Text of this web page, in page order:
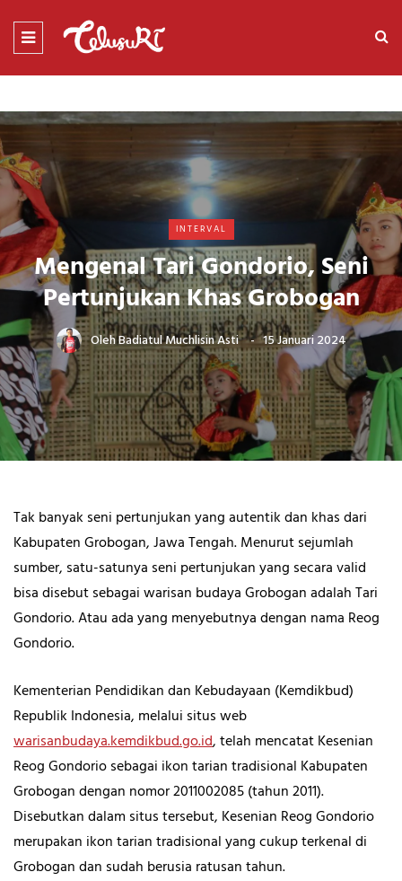
INTERVAL
Mengenal Tari Gondorio, Seni
Pertunjukan Khas Grobogan
OlehBadiatul Muchlisin Asti 15 Januari 2024
Tak banyak seni pertunjukan yang autentik dan khas dari
Kabupaten Grobogan, Jawa Tengah. Menurut sejumlah
sumber, satu-satunya seni pertunjukan yang secara valid
bisa disebut sebagai warisan budaya Grobogan adalah Tari
Gondorio. Atau ada yang menyebutnya dengan nama Reog
Gondorio.
Kementerian Pendidikan dan Kebudayaan (Kemdikbud)
Republik Indonesia, melalui situs web
warisanbudaya.kemdikbud.go.id, telah mencatat Kesenian
Reog Gondorio sebagai ikon tarian tradisional Kabupaten
Grobogan dengan nomor 2011002085 (tahun 2011).
Disebutkan dalam situs tersebut, Kesenian Reog Gondorio
merupakan ikon tarian tradisional yang cukup terkenal di
Grobogan dan sudah berusia ratusan tahun.